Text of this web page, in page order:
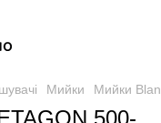
Мийки Мийки
500-